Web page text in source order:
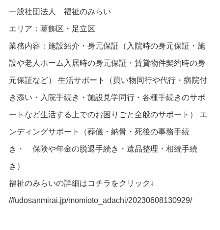
一般社団法人 福祉のみらい
エリア：葛飾区・足立区
業務内容：施設紹介・身元保証（入院時の身元保証・施
設や老人ホーム入居時の身元保証・賃貸物件契約時の身
元保証など） 生活サポート（買い物同行や代行・病院付
き添い・入院手続き・施設見学同行・各種手続きのサポ
ートなど生活する上でのお困りごと全般のサポート） エ
ンディングサポート（葬儀・納骨・死後の事務手続
き・ 保険や年金の脱退手続き・遺品整理・相続手続
き）
福祉のみらいの詳細はコチラをクリック ↓
//fudosanmirai.jp/momioto_adachi/20230608130929/